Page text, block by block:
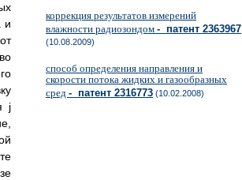
и
j
коррекция результатов измерений
влажности радиозондом - патент 2363967
(10.08.2009)
способ определения направления и
скорости потока жидких и газообразных
сред - патент 2316773 (10.02.2008)